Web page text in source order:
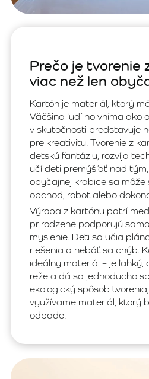
Prečo je tvorenie
viac než len
Kartón je materiál, ktorý
Väčšina ľudí ho vníma ako
v skutočnosti predstavuje
pre kreativitu. Tvorenie z
detskú fantáziu, rozvíja
učí deti premýšľať nad
obyčajnej krabice sa
obchod, robot alebo
Výroba z kartónu patrí
prirodzene podporujú
myslenie. Deti sa učia
riešenia a nebáť sa chýb.
ideálny materiál – je ľahký,
reže a dá sa jednoducho
ekologický spôsob
využívame materiál, ktorý
odpade.